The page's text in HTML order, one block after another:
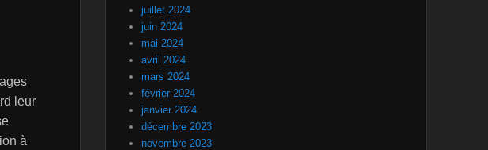
leur
à
juillet 2024
juin 2024
mai 2024
avril 2024
mars 2024
février 2024
janvier 2024
décembre 2023
novembre 2023